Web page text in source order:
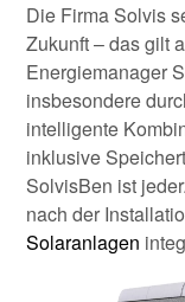
Die Firma Solvis
Zukunft – das gilt
Energiemanager
insbesondere
intelligente
inklusive
SolvisBen ist
nach der
Solaranlagen